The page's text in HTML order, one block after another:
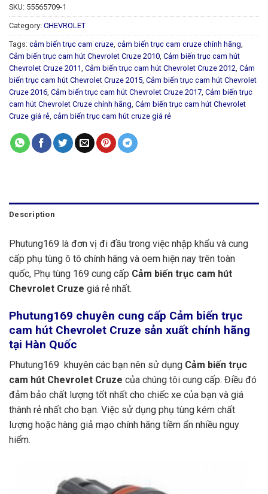
SKU: 55565709-1
Category: CHEVROLET
Tags: cảm biến trục cam cruze cảm biến trục cam cruze chính hãng
Cảm biến trục cam hút Chevrolet Cruze 2010 Cảm biến trục cam hút
Chevrolet Cruze 2011 Cảm biến trục cam hút Chevrolet Cruze 2012 Cảm
biến trục cam hút Chevrolet Cruze 2015 Cảm biến trục cam hút Chevrolet
Cruze 2016 Cảm biến trục cam hút Chevrolet Cruze 2017 Cảm biến trục
cam hút Chevrolet Cruze chính hãng Cảm biến trục cam hút Chevrolet
Cruze giá rẻ cảm biến trục cam hút cruze giá rẻ
Description
Phutung169 là đơn vị đi đầu trong việc nhập khẩu và cung
cấp phụ tùng ô tô chính hãng và oem hiện nay trên toàn
quốc, Phụ tùng 169 cung cấp Cảm biến trục cam hút
Chevrolet Cruze giá rẻ nhất.
Phutung169 chuyên cung cấp Cảm biến trục
cam hút Chevrolet Cruze sản xuất chính hãng
tại Hàn Quốc
Phutung169 khuyên các bạn nên sử dụng Cảm biến trục
cam hút Chevrolet Cruze của chúng tôi cung cấp. Điều đó
đảm bảo chất lượng tốt nhất cho chiếc xe của bạn và giá
thành rẻ nhất cho bạn. Việc sử dụng phụ tùng kém chất
lượng hoặc hàng giả mạo chính hãng tiềm ẩn nhiều nguy
hiểm.